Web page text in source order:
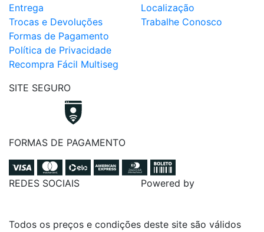
Entrega
Trocas e Devoluções
Formas de Pagamento
Política de Privacidade
Recompra Fácil Multiseg
Localização
Trabalhe Conosco
SITE SEGURO
FORMAS DE PAGAMENTO
REDES SOCIAIS Powered by
Todos os preços e condições deste site são válidos